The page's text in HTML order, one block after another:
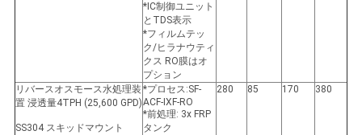
*IC制御ユニット
とTDS表示
*フィルムテッ
ク/ヒラナウティ
クス RO膜はオ
プション
リバースオスモース水処理装
置 浸透量4TPH (25,600 GPD)
SS304 スキッドマウント
*プロセス:SF-
ACF-IXF-RO
*前処理: 3x FRP
タンク
280 85 170 380